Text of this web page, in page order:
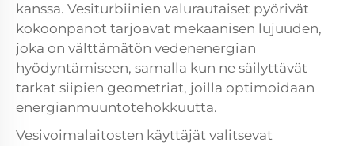
kanssa. Vesiturbiinien valurautaiset pyörivät
kokoonpanot tarjoavat mekaanisen lujuuden,
joka on välttämätön vedenenergian
hyödyntämiseen, samalla kun ne säilyttävät
tarkat siipien geometriat, joilla optimoidaan
energianmuuntotehokkuutta.
Vesivoimalaitosten käyttäjät valitsevat